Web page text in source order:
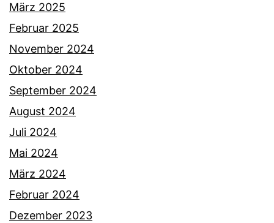
März 2025
Februar 2025
November 2024
Oktober 2024
September 2024
August 2024
Juli 2024
Mai 2024
März 2024
Februar 2024
Dezember 2023